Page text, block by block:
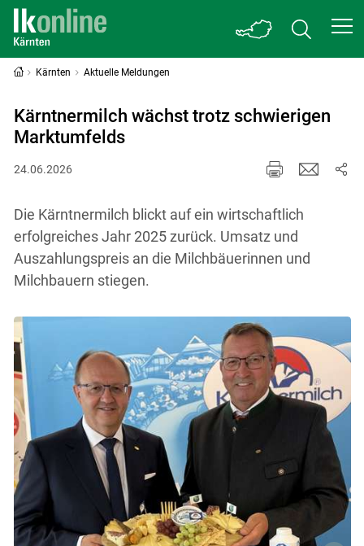
Kärnten Aktuelle Meldungen
Kärntnermilch wächst trotz schwierigen
Marktumfelds
24.06.2026
Die Kärntnermilch blickt auf ein wirtschaftlich
erfolgreiches Jahr 2025 zurück. Umsatz und
Auszahlungspreis an die Milchbäuerinnen und
Milchbauern stiegen.